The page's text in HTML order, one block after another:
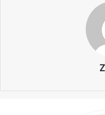
او که اولین فرزند خانواده
حرف و قانع بود. پدرش کارگر
یکنفر از اهالی مسجد، فکر